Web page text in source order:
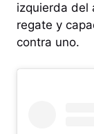
izquierda del
regate y
contra uno.